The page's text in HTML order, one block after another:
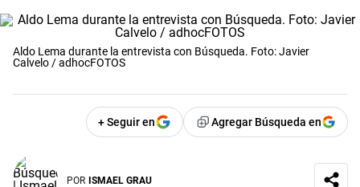
Aldo Lema durante la entrevista con Búsqueda. Foto: Javier
Calvelo / adhocFOTOS
+ Seguir en Agregar Búsqueda en
POR ISMAEL GRAU